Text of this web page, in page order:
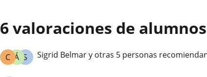
6 valoraciones de
S
Á
C Sigrid Belmar y otras 5 personas